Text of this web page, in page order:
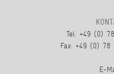
Tel: +49 (0)
Fax: +49 (0)
E-